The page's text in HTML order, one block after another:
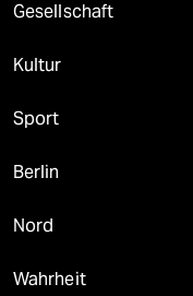
Gesellschaft
Kultur
Sport
Berlin
Nord
Wahrheit